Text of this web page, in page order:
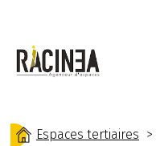
Espaces tertiaires